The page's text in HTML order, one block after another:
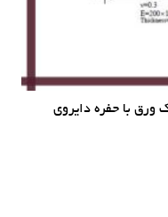
با حفره دایروی